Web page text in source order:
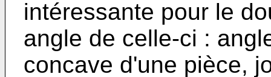
intéressante pour le
angle de celle-ci :
concave d'une pièce,